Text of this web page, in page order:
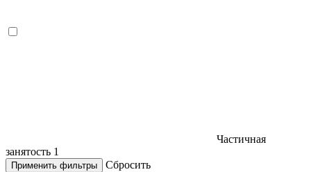
Частичная
занятость 1
Применить фильтры
Сбросить